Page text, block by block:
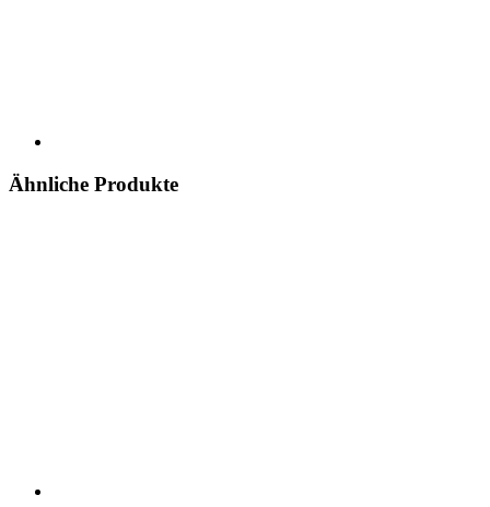
Ähnliche Produkte